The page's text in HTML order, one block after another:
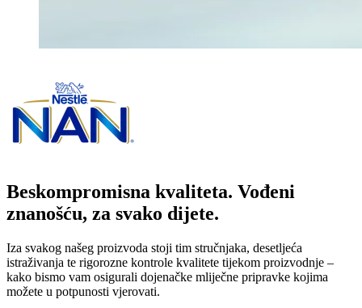
Beskompromisna kvaliteta. Vođeni
znanošću, za svako dijete.
Iza svakog našeg proizvoda stoji tim stručnjaka, desetljeća
istraživanja te rigorozne kontrole kvalitete tijekom proizvodnje –
kako bismo vam osigurali dojenačke mliječne pripravke kojima
možete u potpunosti vjerovati.